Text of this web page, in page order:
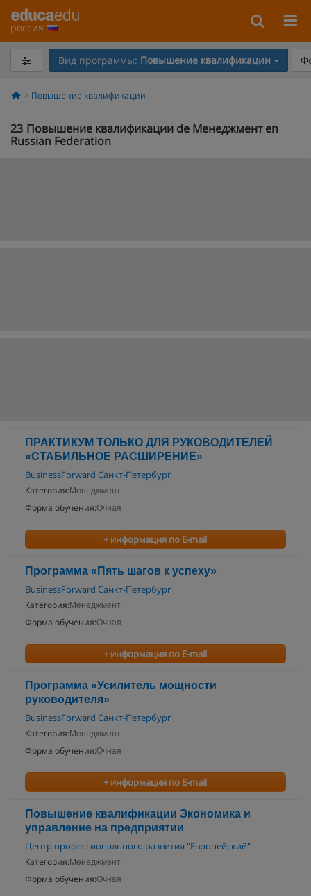
россия
Вид программы: Повышение квалификации
Повышение квалификации
23 Повышение квалификации de Менеджмент en
Russian Federation
ПРАКТИКУМ ТОЛЬКО ДЛЯ РУКОВОДИТЕЛЕЙ
«СТАБИЛЬНОЕ РАСШИРЕНИЕ»
BusinessForward Санкт-Петербург
Категория: Менеджмент
Форма обучения:Очная
+ информация по E-mail
Программа «Пять шагов к успеху»
BusinessForward Санкт-Петербург
Категория: Менеджмент
Форма обучения:Очная
+ информация по E-mail
Программа «Усилитель мощности
руководителя»
BusinessForward Санкт-Петербург
Категория: Менеджмент
Форма обучения:Очная
+ информация по E-mail
Повышение квалификации Экономика и
управление на предприятии
Центр профессионального развития "Европейский"
Категория: Менеджмент
Форма обучения:Очная